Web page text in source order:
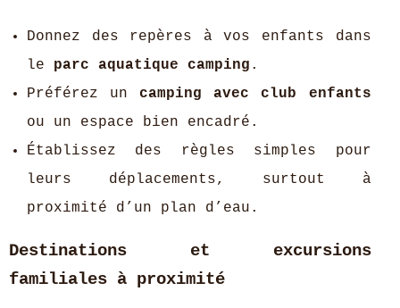
Donnez des repères à vos enfants dans
le parc aquatique camping .
Préférez uncamping avec club enfants
ou un espace bien encadré.
Établissez des règles simples pour
leurs déplacements, surtout à
proximité d’un plan d’eau.
Destinations et excursions
familiales à proximité